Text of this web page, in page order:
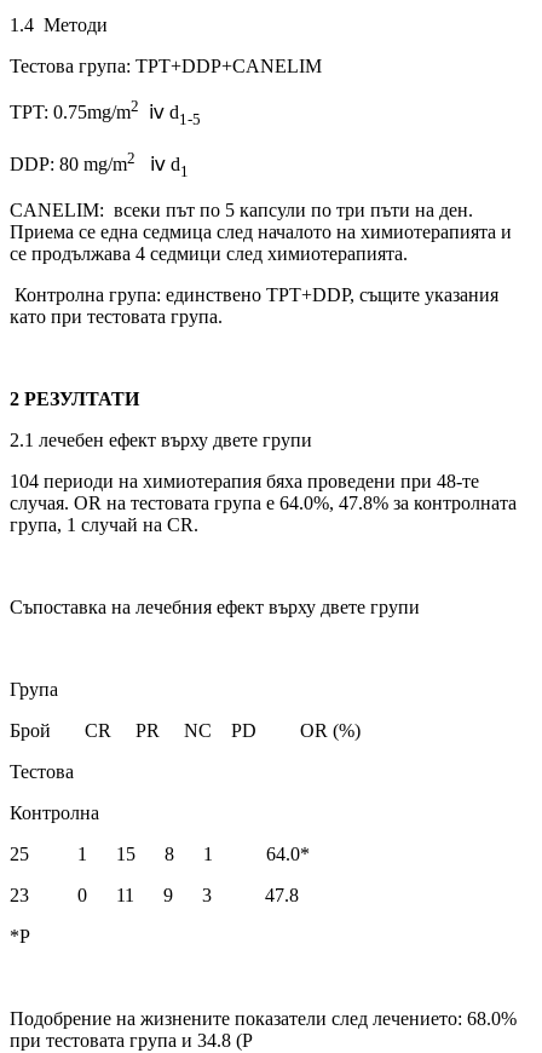
1.4 Методи
Тестова група: TPT+DDP+CANELIM
TPT: 0.75mg/m2 ⅳ d1-5
DDP: 80 mg/m2 ⅳ d1
CANELIM: всеки път по 5 капсули по три пъти на ден.
Приема се една седмица след началото на химиотерапията и
се продължава 4 седмици след химиотерапията.
Контролна група: единствено TPT+DDP, същите указания
като при тестовата група.
2 РЕЗУЛТАТИ
2.1 лечебен ефект върху двете групи
104 периоди на химиотерапия бяха проведени при 48-те
случая. OR на тестовата група е 64.0%, 47.8% за контролната
група, 1 случай на CR.
Съпоставка на лечебния ефект върху двете групи
Група
Брой CR PR NC PD OR (%)
Тестова
Контролна
25 1 15 8 1 64.0*
23 0 11 9 3 47.8
*P
Подобрение на жизнените показатели след лечението: 68.0%
при тестовата група и 34.8 (P